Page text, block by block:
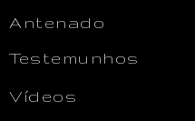
Antenado
Testemunhos
Vídeos